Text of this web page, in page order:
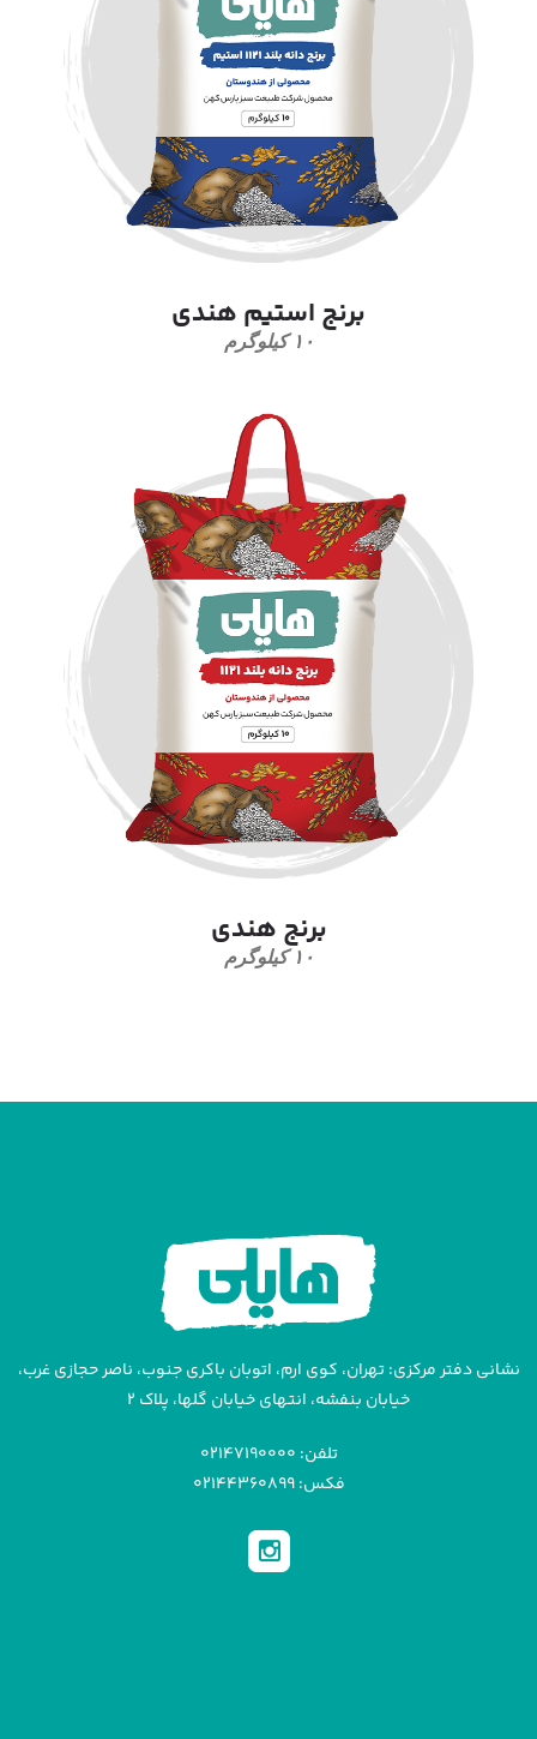
برنج استیم هندی
۱۰ کیلوگرم
برنج هندی
۱۰ کیلوگرم
نشانی دفتر مرکزی: تهران، کوی ارم، اتوبان باکری جنوب، ناصر حجازی غرب،
خیابان بنفشه، انتهای خیابان گلها، پلاک ۲
تلفن: ۰۲۱۴۷۱۹۰۰۰۰
فکس: ۰۲۱۴۴۳۶۰۸۹۹